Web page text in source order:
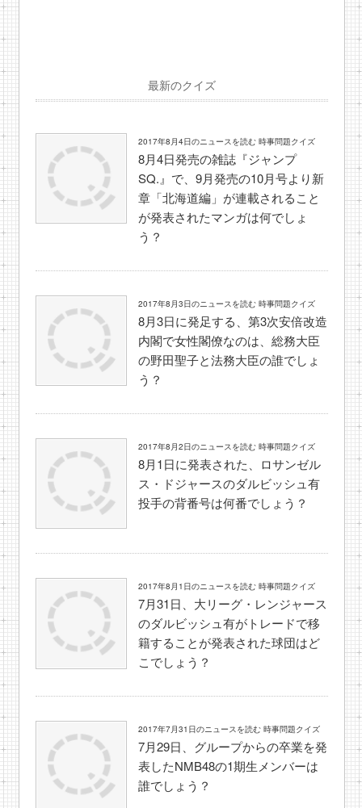
最新のクイズ
2017年8月4日のニュースを読む 時事問題クイズ
8月4日発売の雑誌『ジャンプ
SQ.』で、9月発売の10月号より新
章「北海道編」が連載されること
が発表されたマンガは何でしょ
う？
2017年8月3日のニュースを読む 時事問題クイズ
8月3日に発足する、第3次安倍改造
内閣で女性閣僚なのは、総務大臣
の野田聖子と法務大臣の誰でしょ
う？
2017年8月2日のニュースを読む 時事問題クイズ
8月1日に発表された、ロサンゼル
ス・ドジャースのダルビッシュ有
投手の背番号は何番でしょう？
2017年8月1日のニュースを読む 時事問題クイズ
7月31日、大リーグ・レンジャース
のダルビッシュ有がトレードで移
籍することが発表された球団はど
こでしょう？
2017年7月31日のニュースを読む 時事問題クイズ
7月29日、グループからの卒業を発
表したNMB48の1期生メンバーは
誰でしょう？